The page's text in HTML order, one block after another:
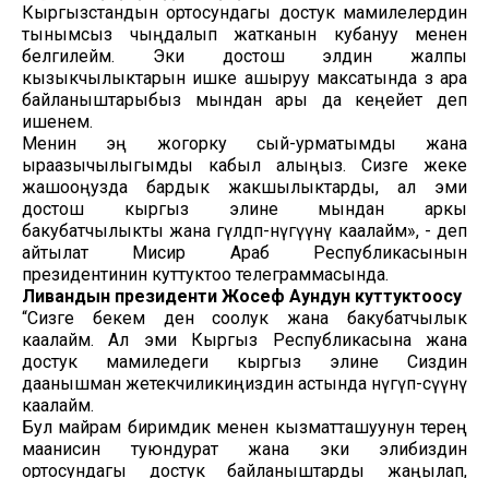
Кыргызстандын ортосундагы достук мамилелердин
тынымсыз чыңдалып жатканын кубануу менен
белгилейм. Эки достош элдин жалпы
кызыкчылыктарын ишке ашыруу максатында өз ара
байланыштарыбыз мындан ары да кеңейет деп
ишенем.
Менин эң жогорку сый-урматымды жана
ыраазычылыгымды кабыл алыңыз. Сизге жеке
жашооңузда бардык жакшылыктарды, ал эми
достош кыргыз элине мындан аркы
бакубатчылыкты жана гүлдөп-өнүгүүнү каалайм», - деп
айтылат Мисир Араб Республикасынын
президентинин куттуктоо телеграммасында.
Ливандын президенти Жосеф Аундун куттуктоосу
“Сизге бекем ден соолук жана бакубатчылык
каалайм. Ал эми Кыргыз Республикасына жана
достук мамиледеги кыргыз элине Сиздин
даанышман жетекчиликиңиздин астында өнүгүп-өсүүнү
каалайм.
Бул майрам биримдик менен кызматташуунун терең
маанисин туюндурат жана эки элибиздин
ортосундагы достук байланыштарды жаңылап,